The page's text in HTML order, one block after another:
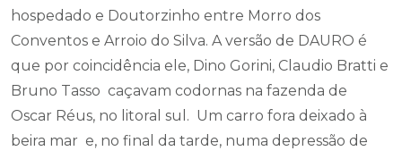
hospedado e Doutorzinho entre Morro dos
Conventos e Arroio do Silva. A versão de DAURO é
que por coincidência ele, Dino Gorini, Claudio Bratti e
Bruno Tasso caçavam codornas na fazenda de
Oscar Réus, no litoral sul. Um carro fora deixado à
beira mar e, no final da tarde, numa depressão de